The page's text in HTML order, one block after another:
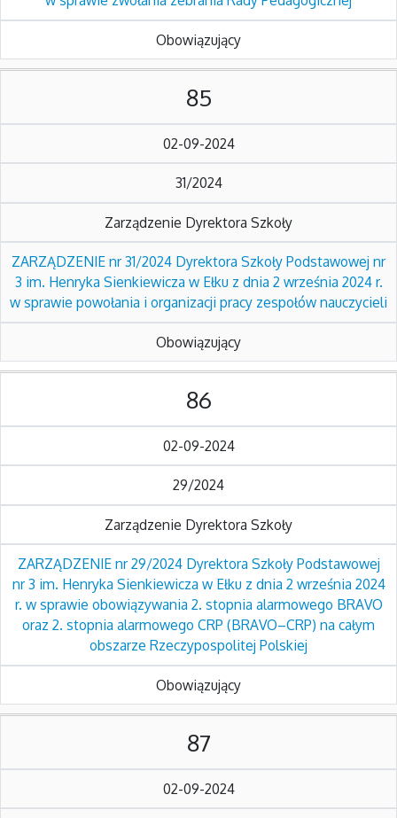
Obowiązujący
85
02-09-2024
31/2024
Zarządzenie Dyrektora Szkoły
ZARZĄDZENIE nr 31/2024 Dyrektora Szkoły Podstawowej nr
3 im. Henryka Sienkiewicza w Ełku z dnia 2 września 2024 r.
w sprawie powołania i organizacji pracy zespołów nauczycieli
Obowiązujący
86
02-09-2024
29/2024
Zarządzenie Dyrektora Szkoły
ZARZĄDZENIE nr 29/2024 Dyrektora Szkoły Podstawowej
nr 3 im. Henryka Sienkiewicza w Ełku z dnia 2 września 2024
r. w sprawie obowiązywania 2. stopnia alarmowego BRAVO
oraz 2. stopnia alarmowego CRP (BRAVO–CRP) na całym
obszarze Rzeczypospolitej Polskiej
Obowiązujący
87
02-09-2024